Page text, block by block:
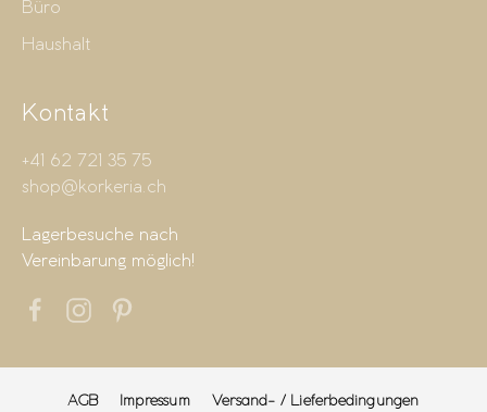
Büro
Haushalt
Kontakt
+41 62 721 35 75
shop@korkeria.ch
Lagerbesuche nach
Vereinbarung möglich!
AGB Impressum Versand- / Lieferbedingungen